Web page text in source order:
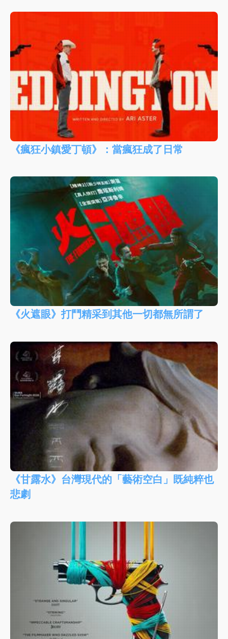
《瘋狂小鎮愛丁頓》：當瘋狂成了日常
《火遮眼》打鬥精采到其他一切都無所謂了
《甘露水》台灣現代的「藝術空白」既純粹也
悲劇